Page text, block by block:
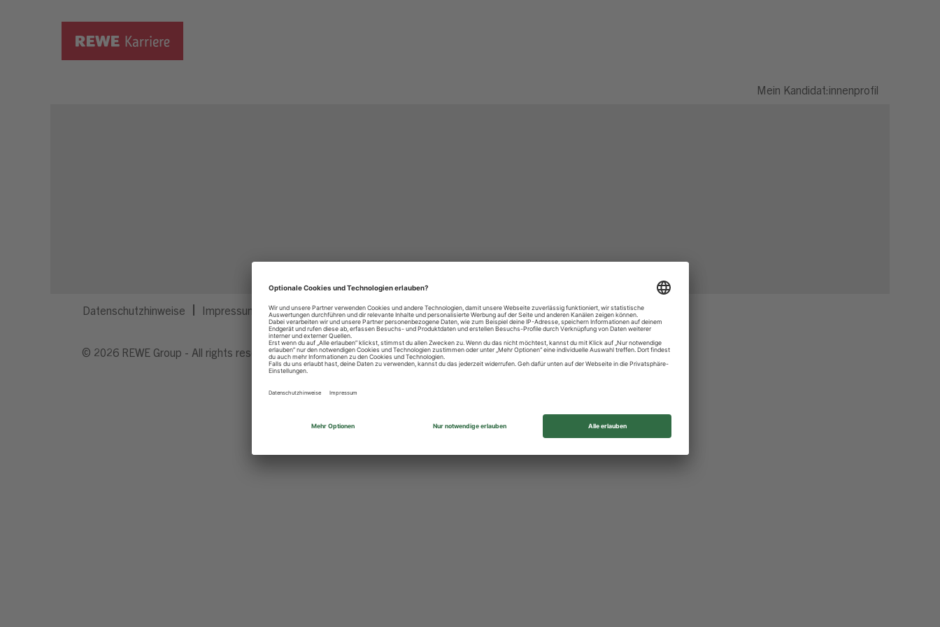
Mein Kandidat:innenprofil
Datenschutzhinweise Impressum Privatsphäre-Einstellungen
© 2026 REWE Group - All rights reserved